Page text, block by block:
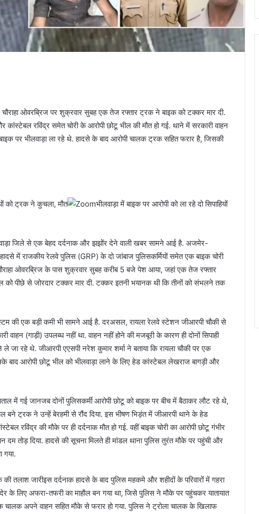
ओवरब्रिज पर शुक्रवार सुबह एक तेज रफ्तार ट्रक ने बाइक को टक्कर मार दी.
रविंद्र समेत चोरी के आरोपी छोटू भील की मौत हो गई. थाने में सरकारी वाहन
पर भीलवाड़ा ला रहे थे. हादसे के बाद आरोपी चालक ट्रक सहित फरार है, जिसकी
भीलवाड़ा में बाइक पर आरोपी को ला रहे दो सिपाहियों
जिले से एक बेहद दर्दनाक और झझोंर देने वाली खबर सामने आई है. अजमेर-
में राजकीय रेलवे पुलिस (GRP) के दो जांबाज पुलिसकर्मियों समेत एक बाइक चोरी
ओवरब्रिज के पास शुक्रवार सुबह करीब 5 बजे पेश आया, जहां एक तेज रफ्तार
को पीछे से जोरदार टक्कर मार दी. टक्कर इतनी भयानक थी कि तीनों को संभलने तक
की एक बड़ी कमी भी सामने आई है. दरअसल, रायला रेलवे स्टेशन जीआरपी चौकी से
वाहन (गाड़ी) उपलब्ध नहीं था. वाहन नहीं होने की मजबूरी के कारण ही दोनों सिपाही
ले जा रहे थे. जीआरपी एएसपी नरेश कुमार शर्मा ने बताया कि रायला चौकी पर एक
बाद आरोपी छोटू भील को भीलवाड़ा लाने के लिए हेड कांस्टेबल लेखराज बागड़ी और
में गई जानजब दोनों पुलिसकर्मी आरोपी छोटू को बाइक पर बीच में बैठाकर लौट रहे थे,
बने ट्रक ने उन्हें बेरहमी से रौंद दिया. इस भीषण भिड़ंत में जीआरपी थाने के हेड
रविंद्र की मौके पर ही दर्दनाक मौत हो गई. वहीं बाइक चोरी का आरोपी छोटू गंभीर
दम तोड़ दिया. हादसे की सूचना मिलते ही मांडल थाना पुलिस तुरंत मौके पर पहुंची और
गया.
जारीइस दर्दनाक हादसे के बाद पुलिस महकमे और शहीदों के परिवारों में गहरा
के लिए अफरा-तफरी का माहौल बन गया था, जिसे पुलिस ने मौके पर पहुंचकर यातायात
अपने वाहन सहित मौके से फरार हो गया. पुलिस ने ट्रोला चालक के खिलाफ